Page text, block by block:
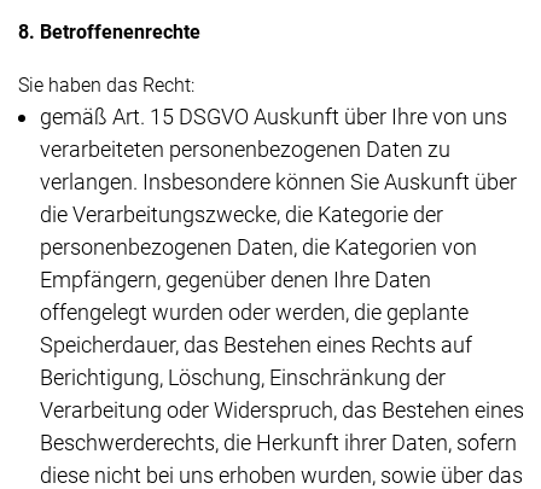
8. Betroffenenrechte
Sie haben das Recht:
gemäß Art. 15 DSGVO Auskunft über Ihre von uns
verarbeiteten personenbezogenen Daten zu
verlangen. Insbesondere können Sie Auskunft über
die Verarbeitungszwecke, die Kategorie der
personenbezogenen Daten, die Kategorien von
Empfängern, gegenüber denen Ihre Daten
offengelegt wurden oder werden, die geplante
Speicherdauer, das Bestehen eines Rechts auf
Berichtigung, Löschung, Einschränkung der
Verarbeitung oder Widerspruch, das Bestehen eines
Beschwerderechts, die Herkunft ihrer Daten, sofern
diese nicht bei uns erhoben wurden, sowie über das